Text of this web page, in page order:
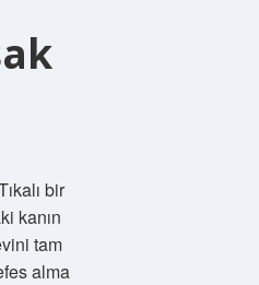
bir
kanın
tam
alma